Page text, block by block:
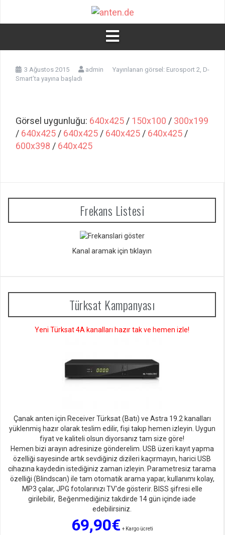
3 Ağustos 2015 admin Yayınlanan görsel: Eurosport 2, D-
Smart’ta yayına başladı
Görsel uygunluğu: 640x425 / 150x100 / 300x199
/ 640x425 / 640x425 / 640x425 / 640x425 /
600x398 / 640x425
Frekans Listesi
Kanal aramak için tıklayın
Türksat Kampanyası
Yeni Türksat 4A kanalları hazır tak ve hemen izle!
Çanak anten için Receiver Türksat (Batı) ve Astra 19.2 kanalları
yüklenmiş hazır olarak teslim edilir, fişi takıp hemen izleyin. Uygun
fiyat ve kaliteli olsun diyorsanız tam size göre!
Hemen bizi arayın adresinize gönderelim. USB üzeri kayıt yapma
özelliği sayesinde artık sevdiğiniz dizileri kaçırmayın, harici USB
cihazına kaydedin istediğiniz zaman izleyin. Parametresiz tarama
özelliği (Blindscan) ile tam otomatik arama yapar, kullanımı kolay,
MP3 çalar, JPG fotolarınızı TV'de gösterir. BISS şifresi elle
girilebilir, Beğenmediğiniz takdirde 14 gün içinde iade
edebilirsiniz.
69,90€ + Kargo ücreti